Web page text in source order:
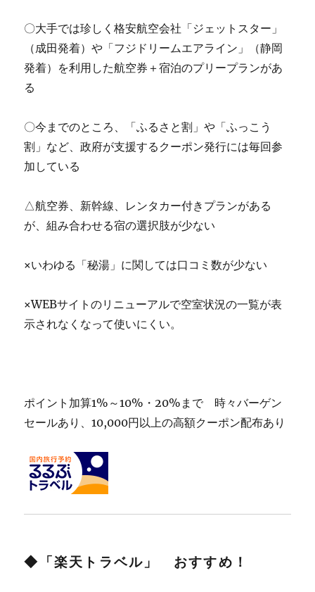
〇大手では珍しく格安航空会社「ジェットスター」
（成田発着）や「フジドリームエアライン」（静岡
発着）を利用した航空券＋宿泊のプリープランがあ
る
〇今までのところ、「ふるさと割」や「ふっこう
割」など、政府が支援するクーポン発行には毎回参
加している
△航空券、新幹線、レンタカー付きプランがある
が、組み合わせる宿の選択肢が少ない
×いわゆる「秘湯」に関しては口コミ数が少ない
×WEBサイトのリニューアルで空室状況の一覧が表
示されなくなって使いにくい。
ポイント加算1%～10%・20%まで 時々バーゲン
セールあり、10,000円以上の高額クーポン配布あり
◆「楽天トラベル」 おすすめ！